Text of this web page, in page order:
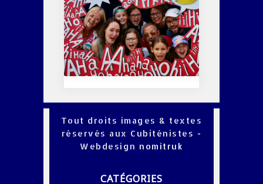
Tout droits images & textes
réservés aux Cubiténistes -
Webdesign nomitruk
CATÉGORIES